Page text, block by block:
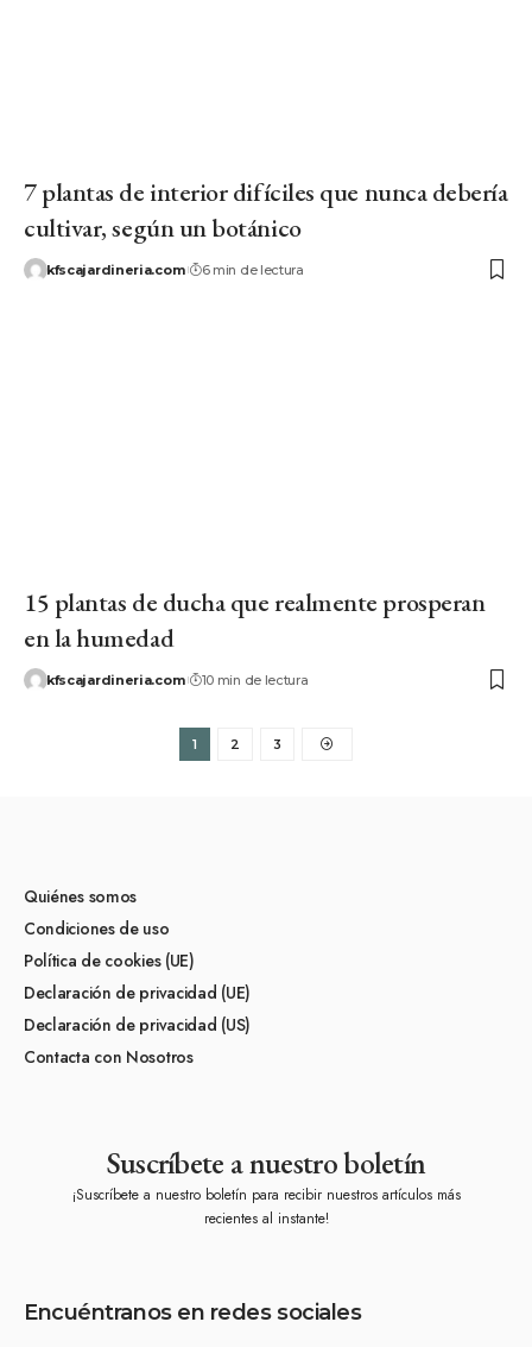
7 plantas de interior difíciles que nunca debería
cultivar, según un botánico
kfscajardineria.com 6 min de lectura
15 plantas de ducha que realmente prosperan
en la humedad
kfscajardineria.com 10 min de lectura
1 2 3
Quiénes somos
Condiciones de uso
Política de cookies (UE)
Declaración de privacidad (UE)
Declaración de privacidad (US)
Contacta con Nosotros
Suscríbete a nuestro boletín
¡Suscríbete a nuestro boletín para recibir nuestros artículos más
recientes al instante!
Encuéntranos en redes sociales